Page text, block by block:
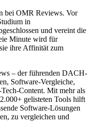
bei OMR Reviews. Vor
in
und vereint die
Minute wird für
ihre Affinität zum
– der führenden DACH-
Software-Vergleiche,
Content. Mit mehr als
gelisteten Tools hilft
Software-Lösungen
zu vergleichen und